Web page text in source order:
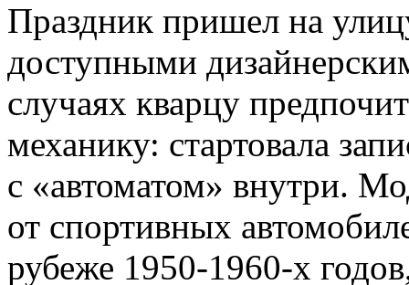
Праздник пришел на
доступными
случаях кварцу
механику: стартовала
с «автоматом» внутри.
от спортивных
рубеже 1950-1960-х